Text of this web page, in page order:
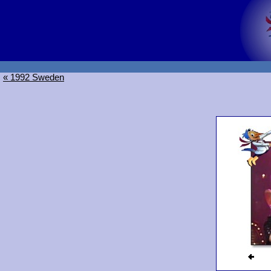
« 1992 Sweden